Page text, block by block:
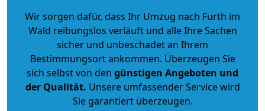
Wir sorgen dafür, dass Ihr Umzug nach Furth im
Wald reibungslos verläuft und alle Ihre Sachen
sicher und unbeschadet an Ihrem
Bestimmungsort ankommen. Überzeugen Sie
sich selbst von den günstigen Angeboten und
der Qualität. Unsere umfassender Service wird
Sie garantiert überzeugen.